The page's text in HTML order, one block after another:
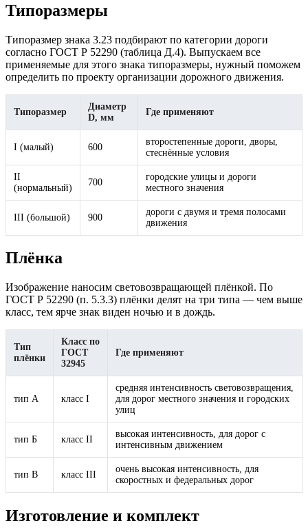
Типоразмеры
Типоразмер знака 3.23 подбирают по категории дороги
согласно ГОСТ Р 52290 (таблица Д.4). Выпускаем все
применяемые для этого знака типоразмеры, нужный поможем
определить по проекту организации дорожного движения.
Типоразмер
Диаметр
D, мм
Где применяют
I (малый) 600
второстепенные дороги, дворы,
стеснённые условия
II
(нормальный)
700
городские улицы и дороги
местного значения
III (большой) 900
дороги с двумя и тремя полосами
движения
Плёнка
Изображение наносим световозвращающей плёнкой. По
ГОСТ Р 52290 (п. 5.3.3) плёнки делят на три типа — чем выше
класс, тем ярче знак виден ночью и в дождь.
Тип
плёнки
Класс по
ГОСТ
32945
Где применяют
тип А класс I
средняя интенсивность световозвращения,
для дорог местного значения и городских
улиц
тип Б класс II
высокая интенсивность, для дорог с
интенсивным движением
тип В класс III
очень высокая интенсивность, для
скоростных и федеральных дорог
Изготовление и комплект